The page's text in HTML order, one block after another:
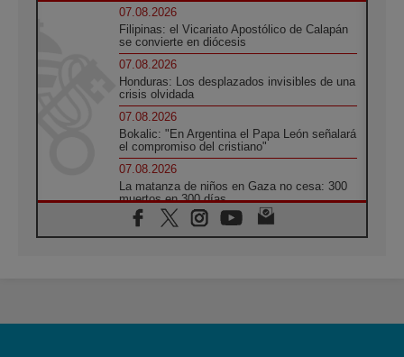
07.08.2026
Filipinas: el Vicariato Apostólico de Calapán
se convierte en diócesis
07.08.2026
Honduras: Los desplazados invisibles de una
crisis olvidada
07.08.2026
Bokalic: "En Argentina el Papa León señalará
el compromiso del cristiano"
07.08.2026
La matanza de niños en Gaza no cesa: 300
muertos en 300 días
07.08.2026
Tagle: La guerra desfigura el mundo, solo la